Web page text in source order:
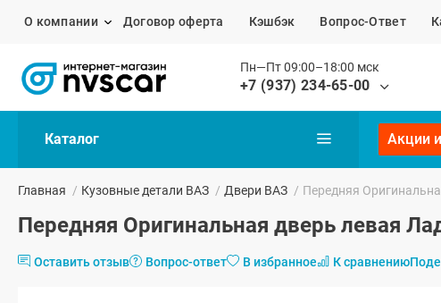
О компании Договор оферта Кэшбэк Вопрос-Ответ
Пн—Пт 09:00–18:00 мск
+7 (937) 234-65-00
Каталог Акции
Главная / Кузовные детали ВАЗ / Двери ВАЗ / Передняя
Передняя Оригинальная дверь левая
Оставить отзыв Вопрос-ответ В избранное К сравнению